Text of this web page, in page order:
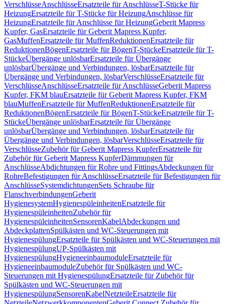
VerschlüsseAnschlüsseErsatzteile für AnschlüsseT-Stücke für
HeizungErsatzteile für T-Stücke für HeizungAnschlüsse für
HeizungErsatzteile für Anschlüsse für HeizungGeberit Mapress
Kupfer, GasErsatzteile für Geberit Mapress Kupfer,
GasMuffenErsatzteile für MuffenReduktionenErsatzteile für
ReduktionenBögenErsatzteile für BögenT-StückeErsatzteile für T-
StückeÜbergänge unlösbarErsatzteile für Übergänge
unlösbarÜbergänge und Verbindungen, lösbarErsatzteile für
Übergänge und Verbindungen, lösbarVerschlüsseErsatzteile für
VerschlüsseAnschlüsseErsatzteile für AnschlüsseGeberit Mapress
Kupfer, FKM blauErsatzteile für Geberit Mapress Kupfer, FKM
blauMuffenErsatzteile für MuffenReduktionenErsatzteile für
ReduktionenBögenErsatzteile für BögenT-StückeErsatzteile für T-
StückeÜbergänge unlösbarErsatzteile für Übergänge
unlösbarÜbergänge und Verbindungen, lösbarErsatzteile für
Übergänge und Verbindungen, lösbarVerschlüsseErsatzteile für
VerschlüsseZubehör für Geberit Mapress KupferErsatzteile für
Zubehör für Geberit Mapress KupferDämmungen für
AnschlüsseAbdichtungen für Rohre und FittingsAbdeckungen für
RohreBefestigungen für AnschlüsseErsatzteile für Befestigungen für
AnschlüsseSystemdichtungenSets Schraube für
FlanschverbindungenGeberit
HygienesystemHygienespüleinheitenErsatzteile für
HygienespüleinheitenZubehör für
HygienespüleinheitenSensorenKabelAbdeckungen und
AbdeckplattenSpülkästen und WC-Steuerungen mit
HygienespülungErsatzteile für Spülkästen und WC-Steuerungen mit
HygienespülungUP-Spülkästen mit
HygienespülungHygieneeinbaumoduleErsatzteile für
HygieneeinbaumoduleZubehör für Spülkästen und WC-
Steuerungen mit HygienespülungErsatzteile für Zubehör für
Spülkästen und WC-Steuerungen mit
HygienespülungSensorenKabelNetzteileErsatzteile für